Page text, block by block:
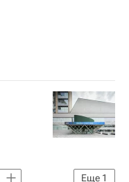
Еще 1